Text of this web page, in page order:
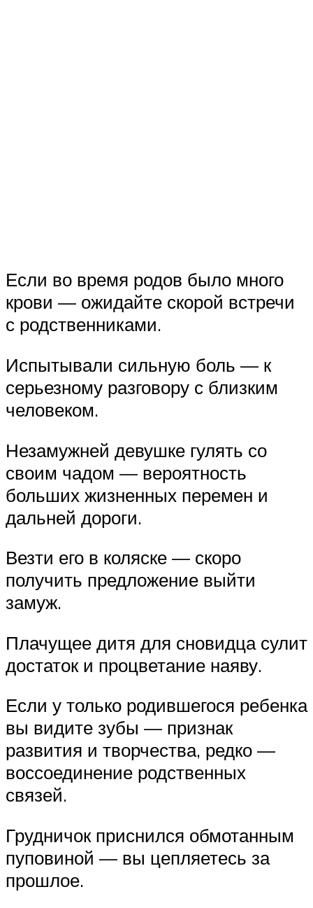
Если во время родов было много
крови — ожидайте скорой встречи
с родственниками.
Испытывали сильную боль — к
серьезному разговору с близким
человеком.
Незамужней девушке гулять со
своим чадом — вероятность
больших жизненных перемен и
дальней дороги.
Везти его в коляске — скоро
получить предложение выйти
замуж.
Плачущее дитя для сновидца сулит
достаток и процветание наяву.
Если у только родившегося ребенка
вы видите зубы — признак
развития и творчества, редко —
воссоединение родственных
связей.
Грудничок приснился обмотанным
пуповиной — вы цепляетесь за
прошлое.